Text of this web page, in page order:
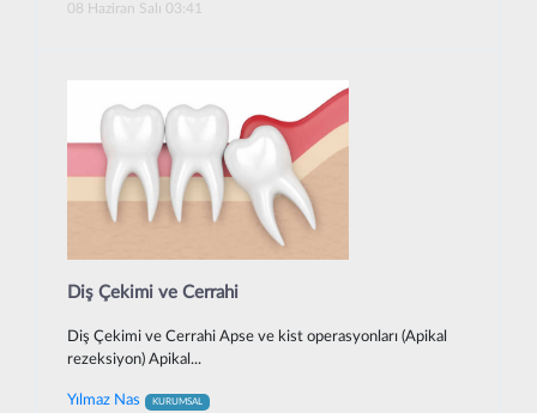
08 Haziran Salı 03:41
Diş Çekimi ve Cerrahi
Diş Çekimi ve Cerrahi Apse ve kist operasyonları (Apikal
rezeksiyon) Apikal...
Yılmaz Nas KURUMSAL